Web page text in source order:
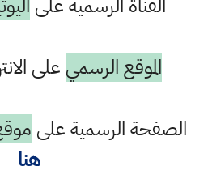
الموقع الرسمي على
الصفحة الرسمية على
هنا